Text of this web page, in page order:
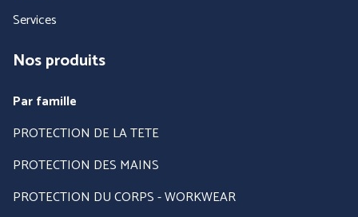
PANTHER (ABOUTBLU)
Voir toutes nos marques
Services
Nos produits
Par famille
PROTECTION DE LA TETE
PROTECTION DES MAINS
PROTECTION DU CORPS - WORKWEAR